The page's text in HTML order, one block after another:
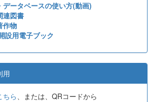
データベースの使い方(動画)
連図書
作物
設用電子ブック
用
ちら、または、QRコードから